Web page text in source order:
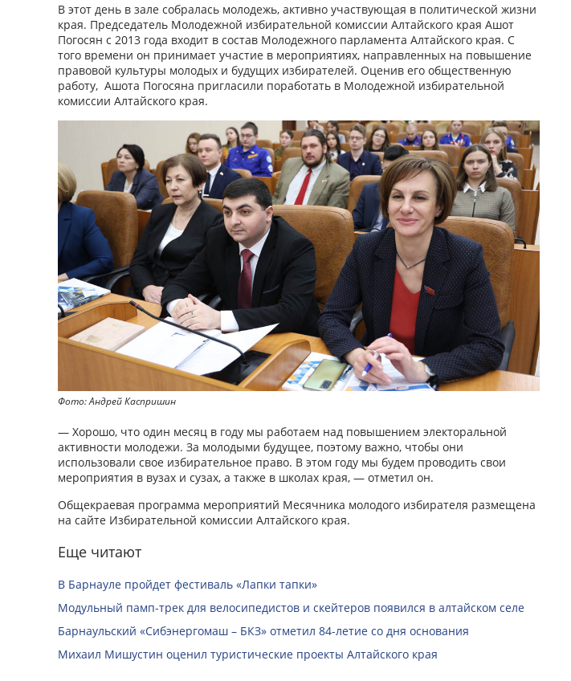
В этот день в зале собралась молодежь, активно участвующая в политической жизни
края. Председатель Молодежной избирательной комиссии Алтайского края Ашот
Погосян с 2013 года входит в состав Молодежного парламента Алтайского края. С
того времени он принимает участие в мероприятиях, направленных на повышение
правовой культуры молодых и будущих избирателей. Оценив его общественную
работу, Ашота Погосяна пригласили поработать в Молодежной избирательной
комиссии Алтайского края.
Фото: Андрей Каспришин
— Хорошо, что один месяц в году мы работаем над повышением электоральной
активности молодежи. За молодыми будущее, поэтому важно, чтобы они
использовали свое избирательное право. В этом году мы будем проводить свои
мероприятия в вузах и сузах, а также в школах края, — отметил он.
Общекраевая программа мероприятий Месячника молодого избирателя размещена
на сайте Избирательной комиссии Алтайского края.
Еще читают
В Барнауле пройдет фестиваль «Лапки тапки»
Модульный памп-трек для велосипедистов и скейтеров появился в алтайском селе
Барнаульский «Сибэнергомаш – БКЗ» отметил 84-летие со дня основания
Михаил Мишустин оценил туристические проекты Алтайского края